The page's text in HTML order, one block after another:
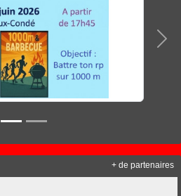
+ de partenaires